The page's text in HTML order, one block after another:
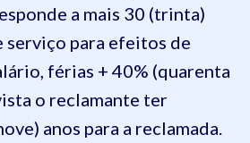
a mais 30 (trinta)
serviço para efeitos de
férias + 40% (quarenta
o reclamante ter
anos para a reclamada.